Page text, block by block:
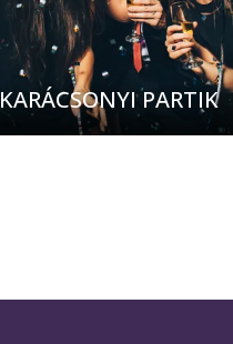
KARÁCSONYI PARTIK